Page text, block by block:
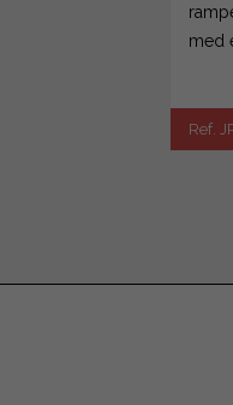
med
Ref.